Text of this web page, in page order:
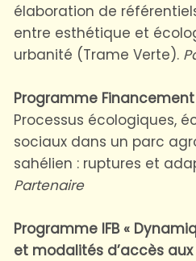
élaboration de
entre esthétique et
urbanité (Trame Verte).
Programme
Processus écologiques,
sociaux dans un parc
sahélien : ruptures et
Partenaire
Programme IFB «
et modalités d’accès